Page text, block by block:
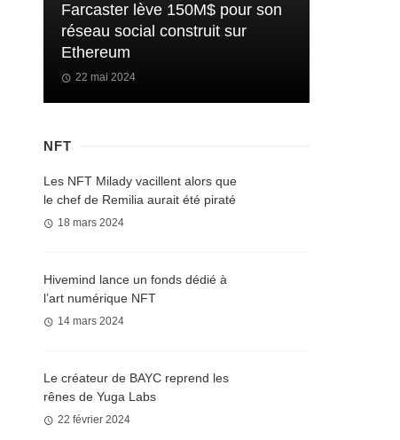
Farcaster lève 150M$ pour son
réseau social construit sur
Ethereum
22 mai 2024
NFT
Les NFT Milady vacillent alors que
le chef de Remilia aurait été piraté
18 mars 2024
Hivemind lance un fonds dédié à
l’art numérique NFT
14 mars 2024
Le créateur de BAYC reprend les
rênes de Yuga Labs
22 février 2024